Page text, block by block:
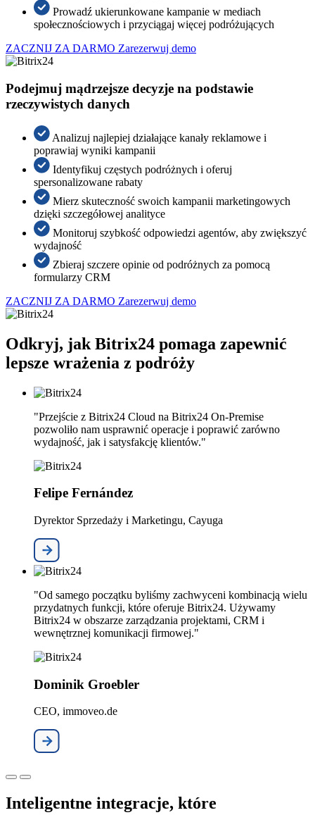
Prowadź ukierunkowane kampanie w mediach
społecznościowych i przyciągaj więcej podróżujących
ZACZNIJ ZA DARMO Zarezerwuj demo
Podejmuj mądrzejsze decyzje na podstawie
rzeczywistych danych
Analizuj najlepiej działające kanały reklamowe i
poprawiaj wyniki kampanii
Identyfikuj częstych podróżnych i oferuj
spersonalizowane rabaty
Mierz skuteczność swoich kampanii marketingowych
dzięki szczegółowej analityce
Monitoruj szybkość odpowiedzi agentów, aby zwiększyć
wydajność
Zbieraj szczere opinie od podróżnych za pomocą
formularzy CRM
ZACZNIJ ZA DARMO Zarezerwuj demo
Odkryj, jak Bitrix24 pomaga zapewnić
lepsze wrażenia z podróży
"Przejście z Bitrix24 Cloud na Bitrix24 On-Premise
pozwoliło nam usprawnić operacje i poprawić zarówno
wydajność, jak i satysfakcję klientów."
Felipe Fernández
Dyrektor Sprzedaży i Marketingu, Cayuga
"Od samego początku byliśmy zachwyceni kombinacją wielu
przydatnych funkcji, które oferuje Bitrix24. Używamy
Bitrix24 w obszarze zarządzania projektami, CRM i
wewnętrznej komunikacji firmowej."
Dominik Groebler
CEO, immoveo.de
Inteligentne integracje, które